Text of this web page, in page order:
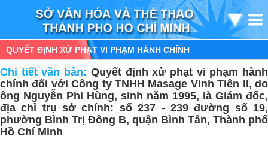
QUYẾT ĐỊNH XỬ PHẠT VI PHẠM HÀNH CHÍNH
Chi tiết văn bản: Quyết định xử phạt vi phạm hành
chính đối với Công ty TNHH Masage Vinh Tiên II, do
ông Nguyễn Phi Hùng, sinh năm 1995, là Giám đốc,
địa chỉ trụ sở chính: số 237 - 239 đường số 19,
phường Bình Trị Đông B, quận Bình Tân, Thành phố
Hồ Chí Minh